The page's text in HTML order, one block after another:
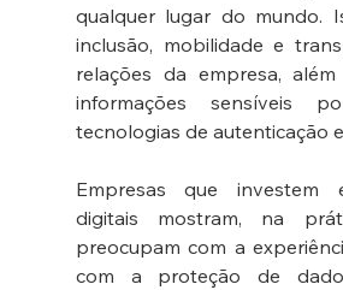
qualquer lugar do mundo.
inclusão, mobilidade e
relações da empresa,
informações sensíveis
tecnologias de autenticação
Empresas que investem
digitais mostram, na
preocupam com a
com a proteção de